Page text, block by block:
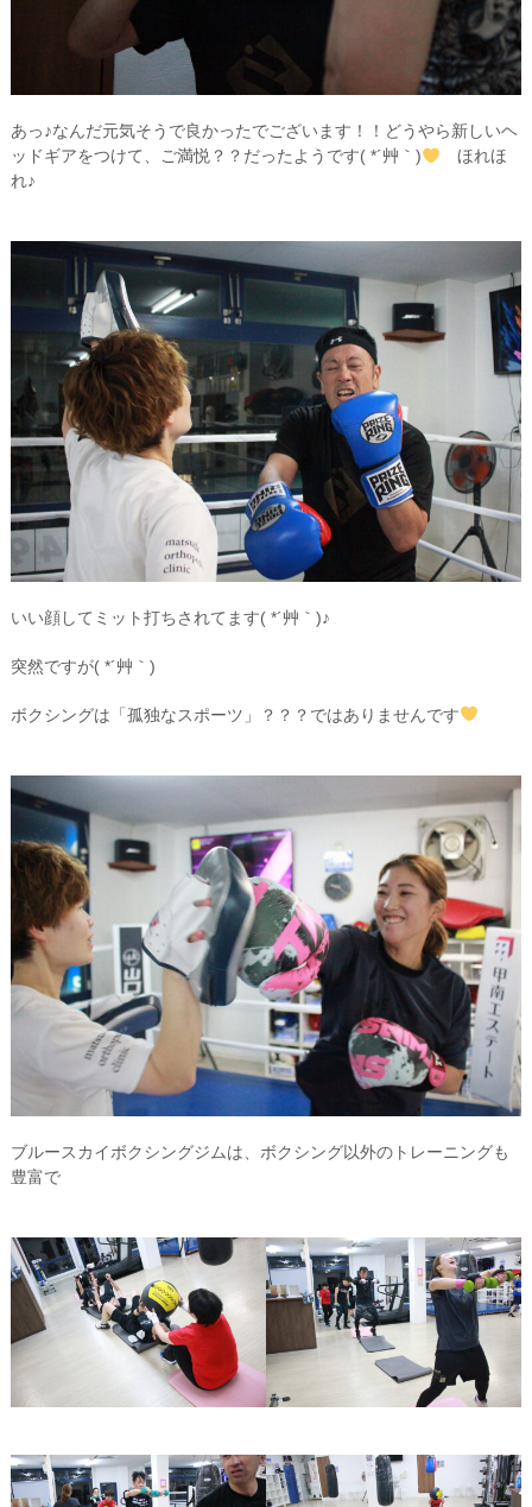
あっ♪なんだ元気そうで良かったでございます！！どうやら新しいヘ
ッドギアをつけて、ご満悦？？だったようです( *´艸｀)
ほれほ
れ♪
いい顔してミット打ちされてます( *´艸｀)♪
突然ですが( *´艸｀)
ボクシングは「孤独なスポーツ」？？？ではありませんです
ブルースカイボクシングジムは、ボクシング以外のトレーニングも
豊富で